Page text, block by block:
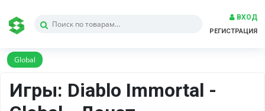
ВХОД
РЕГИСТРАЦИЯ
Global
Игры: Diablo Immortal -